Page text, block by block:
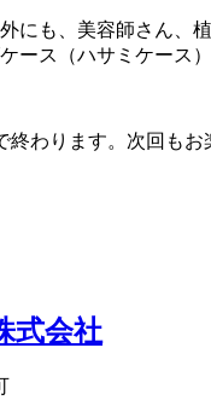
にも、美容師さん、
ース（ハサミケース
わります。次回もお